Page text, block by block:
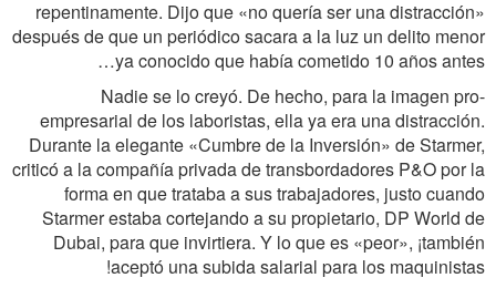
repentinamente. Dijo que «no quería ser una distracción»
después de que un periódico sacara a la luz un delito menor
ya conocido que había cometido 10 años antes…
Nadie se lo creyó. De hecho, para la imagen pro-
empresarial de los laboristas, ella ya era una distracción.
Durante la elegante «Cumbre de la Inversión» de Starmer,
criticó a la compañía privada de transbordadores P&O por la
forma en que trataba a sus trabajadores, justo cuando
Starmer estaba cortejando a su propietario, DP World de
Dubai, para que invirtiera. Y lo que es «peor», ¡también
aceptó una subida salarial para los maquinistas!